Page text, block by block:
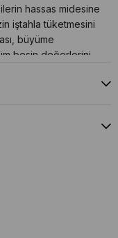
hassas midesine
iştahla tüketmesini
büyüme
besin değerlerini